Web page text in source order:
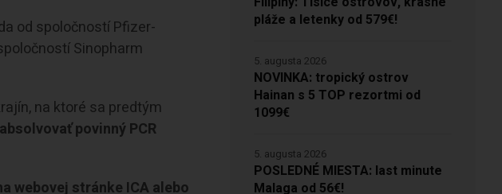
od spoločností Pfizer-
Sinopharm
na ktoré sa predtým
povinný PCR
webovej stránke ICA alebo
pláže a letenky od 579€!
NOVINKA: tropický ostrov
Hainan s 5 TOP rezortmi od
1099€
5. augusta 2026
POSLEDNÉ MIESTA: last minute
Malaga od 56€!
5. augusta 2026